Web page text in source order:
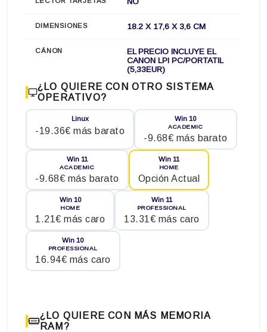
DIMENSIONES 18.2 X 17,6 X 3,6 CM
CÁNON
EL PRECIO INCLUYE EL
CANON LPI PC/PORTATIL
(5,33EUR)
¿LO QUIERE CON OTRO SISTEMA
OPERATIVO?
Linux
-19.36€ más barato
Win 10
ACADEMIC
-9.68€ más barato
Win 11
ACADEMIC
-9.68€ más barato
Win 11
HOME
Opción Actual
Win 10
HOME
1.21€ más caro
Win 11
PROFESSIONAL
13.31€ más caro
Win 10
PROFESSIONAL
16.94€ más caro
¿LO QUIERE CON MÁS MEMORIA
RAM?